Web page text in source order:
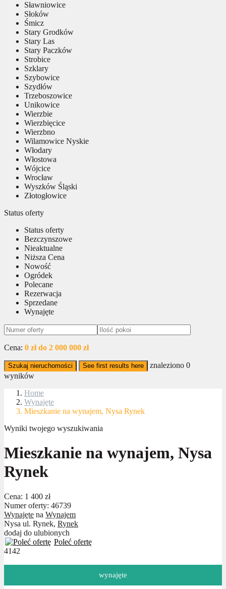
Sławniowice
Słoków
Śmicz
Stary Grodków
Stary Las
Stary Paczków
Strobice
Szklary
Szybowice
Szydłów
Trzeboszowice
Unikowice
Wierzbie
Wierzbięcice
Wierzbno
Wilamowice Nyskie
Włodary
Włostowa
Wójcice
Wrocław
Wyszków Śląski
Złotogłowice
Status oferty
Status oferty
Bezczynszowe
Nieaktualne
Niższa Cena
Nowość
Ogródek
Polecane
Rezerwacja
Sprzedane
Wynajęte
Cena: 0 zł do 2 000 000 zł
Szukaj nieruchomości See first results here znaleziono 0
wyników
Home
Wynajęte
Mieszkanie na wynajem, Nysa Rynek
Wyniki twojego wyszukiwania
Mieszkanie na wynajem, Nysa
Rynek
Cena: 1 400 zł
Numer oferty: 46739
Wynajęte na Wynajem
Nysa ul. Rynek, Rynek
dodaj do ulubionych
Poleć ofertę
4142
wynajęte